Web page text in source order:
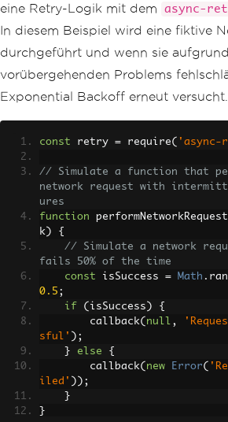
eine Retry-Logik mit dem
async-
In diesem Beispiel wird eine fiktive
durchgeführt und wenn sie
vorübergehenden Problems
Exponential Backoff erneut versucht.
const retry = require( 'async-
// Simulate a function that
network request with
ures
function performNetworkRequest
k )
{
// Simulate a network
fails 50% of the time
const isSuccess = Math .
0.5 ;
if
( isSuccess )
{
        callback
( null ,
sful' );
}
else
{
        callback
( new Error(
iled' ));
}
}